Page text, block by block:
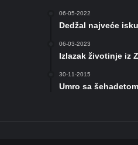
06-05-2022
Dedžal najveće
06-03-2023
Izlazak životinje iz
30-11-2015
Umro sa